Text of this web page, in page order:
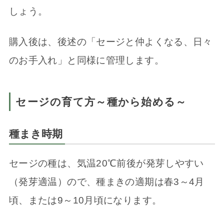
しょう。
購入後は、後述の「セージと仲よくなる、日々
のお手入れ」と同様に管理します。
セージの育て方～種から始める～
種まき時期
セージの種は、気温20℃前後が発芽しやすい
（発芽適温）ので、種まきの適期は春3～4月
頃、または9～10月頃になります。